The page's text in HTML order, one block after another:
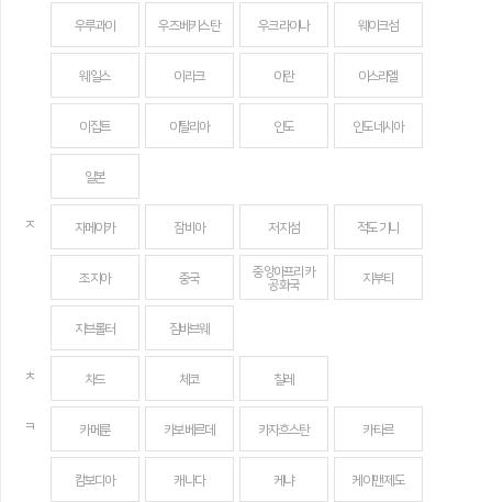
우루과이 우즈베키스탄 우크라이나 웨이크섬
웨일스 이라크 이란 이스라엘
이집트 이탈리아 인도 인도네시아
일본
ㅈ 자메이카 잠비아 저지섬 적도 기니
조지아 중국
중앙아프리카
공화국
지부티
지브롤터 짐바브웨
ㅊ 차드 체코 칠레
ㅋ 카메룬 카보베르데 카자흐스탄 카타르
캄보디아 캐나다 케냐 케이맨 제도